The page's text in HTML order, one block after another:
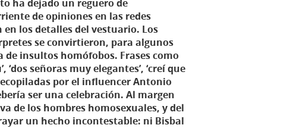
ha dejado un reguero de
de opiniones en las redes
los detalles del vestuario. Los
se convirtieron, para algunos
insultos homófobos. Frases como
‘dos señoras muy elegantes’, ‘creí que
por el influencer Antonio
ser una celebración. Al margen
de los hombres homosexuales, y del
un hecho incontestable: ni Bisbal